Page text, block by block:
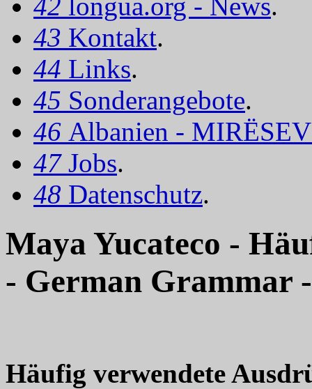
43 Kontakt.
44 Links.
45 Sonderangebote.
46 Albanien -
47 Jobs.
48 Datenschutz.
Maya Yucateco -
- German Grammar
Häufig verwendete